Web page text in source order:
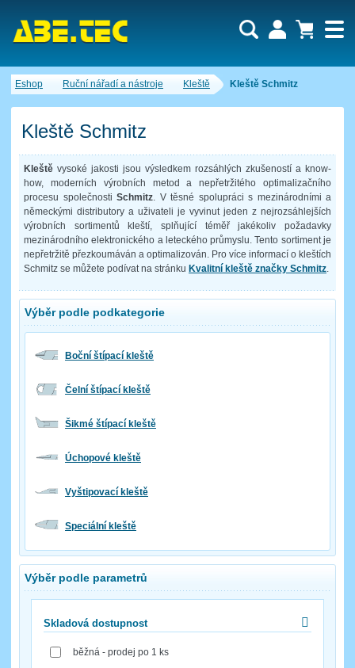
Eshop Ruční nářadí a nástroje Kleště Kleště Schmitz
Kleště Schmitz
Kleště vysoké jakosti jsou výsledkem rozsáhlých zkušeností a know-
how, moderních výrobních metod a nepřetržitého optimalizačního
procesu společnosti Schmitz . V těsné spolupráci s mezinárodními a
německými distributory a uživateli je vyvinut jeden z nejrozsáhlejších
výrobních sortimentů kleští, splňující téměř jakékoliv požadavky
mezinárodního elektronického a leteckého průmyslu. Tento sortiment je
nepřetržitě přezkoumáván a optimalizován. Pro více informací o kleštích
Schmitz se můžete podívat na stránku Kvalitní kleště značky Schmitz
Výběr podle podkategorie
Boční štípací kleště
Čelní štípací kleště
Šikmé štípací kleště
Úchopové kleště
Vyštipovací kleště
Speciální kleště
Výběr podle parametrů
Skladová dostupnost
běžná - prodej po 1 ks
Nákupní košík je momentálně prázdný.
Počet produktů:0
Cena celkem:0,00 CZK
Uživatel:
Zapomenuté heslo